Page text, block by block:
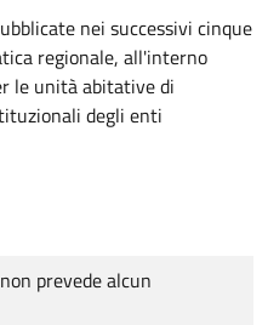
nei successivi cinque
regionale, all'interno
le unità abitative di
degli enti
prevede alcun